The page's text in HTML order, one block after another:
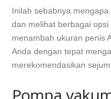
Inilah sebabnya
dan melihat berbagai
menambah ukuran penis
Anda dengan tepat
merekomendasikan